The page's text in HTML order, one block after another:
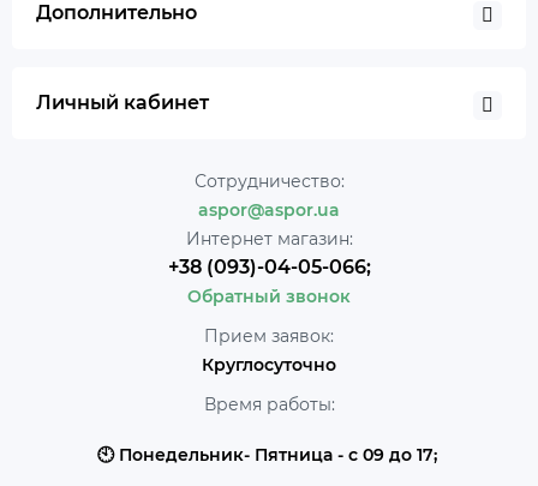
Дополнительно
Личный кабинет
Сотрудничество:
aspor@aspor.ua
Интернет магазин:
+38 (093)-04-05-066;
Обратный звонок
Прием заявок:
Круглосуточно
Время работы:
🕙 Понедельник- Пятница - с 09 до 17;